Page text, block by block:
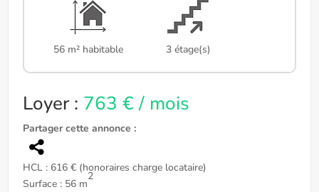
56 m² habitable 3 étage(s)
Loyer : 763 € / mois
Partager cette annonce :
HCL : 616 € (honoraires charge locataire)
Surface : 56 m
2